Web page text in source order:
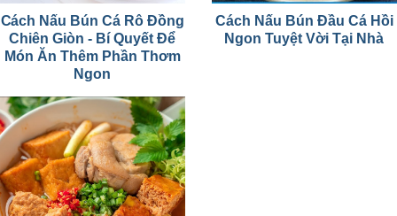
Cách Nấu Bún Cá Rô Đồng
Chiên Giòn - Bí Quyết Để
Món Ăn Thêm Phần Thơm
Ngon
Cách Nấu Bún Đầu Cá Hồi
Ngon Tuyệt Vời Tại Nhà